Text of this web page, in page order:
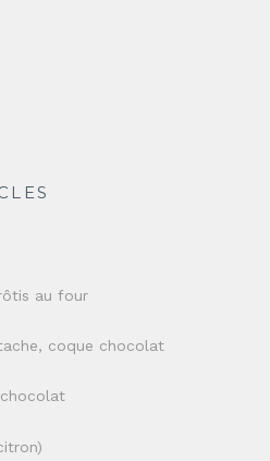
au four
coque chocolat